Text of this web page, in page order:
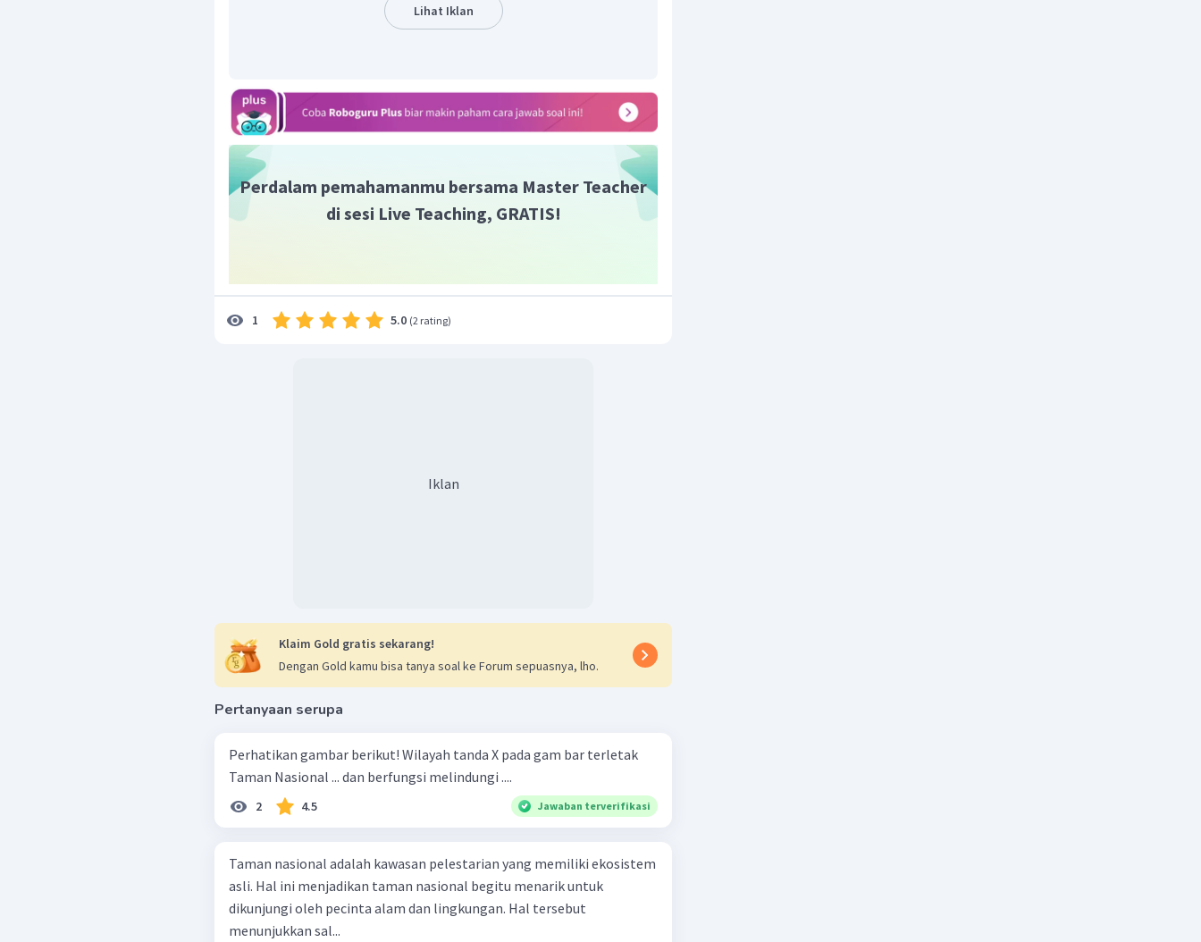
dan titan arum (bunga bangkai suweg raksasa). TNGL ini
termasuk Kawasan Ekosistem Leuser yang merupakan rumah
Lihat Iklan
Perdalam pemahamanmu bersama Master Teacher
di sesi Live Teaching, GRATIS!
1 5.0 (2 rating)
Iklan
Klaim Gold gratis sekarang!
Dengan Gold kamu bisa tanya soal ke Forum sepuasnya, lho.
Pertanyaan serupa
Perhatikan gambar berikut! Wilayah tanda X pada gam bar terletak
Taman Nasional ... dan berfungsi melindungi ....
2 4.5 Jawaban terverifikasi
Taman nasional adalah kawasan pelestarian yang memiliki ekosistem
asli. Hal ini menjadikan taman nasional begitu menarik untuk
dikunjungi oleh pecinta alam dan lingkungan. Hal tersebut
menunjukkan sal...